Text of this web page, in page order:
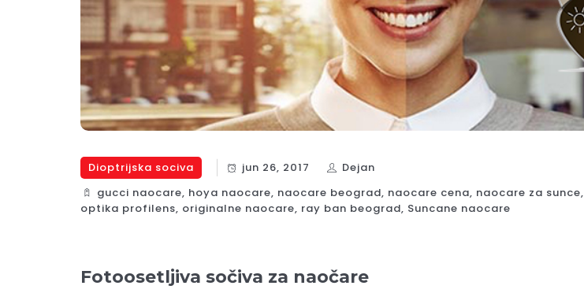
Dioptrijska sociva jun 26, 2017
Dejan
gucci naocare, hoya naocare, naocare beograd, naocare cena, naocare za sunce,
optika profilens, originalne naocare, ray ban beograd, Suncane naocare
Fotoosetljiva sočiva za naočare